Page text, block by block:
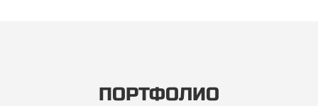
ПОРТФОЛИО